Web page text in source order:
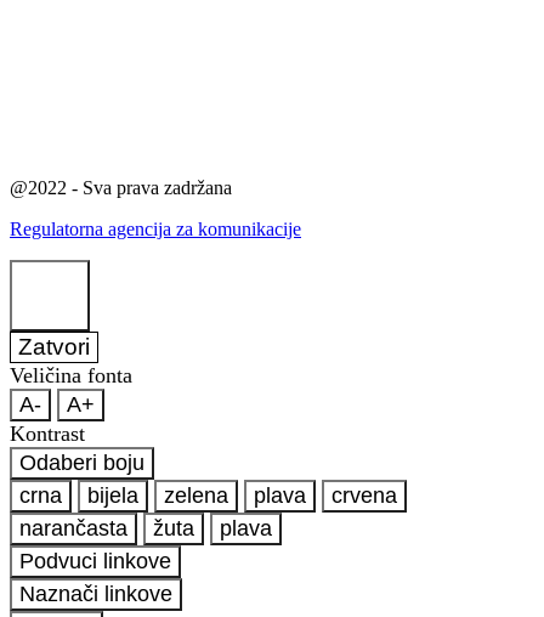
@2022 - Sva prava zadržana
Regulatorna agencija za komunikacije
Zatvori
Veličina fonta
A-
A+
Kontrast
Odaberi boju
crna
bijela zelena plava
crvena
narančasta
žuta
plava
Podvuci linkove
Naznači linkove